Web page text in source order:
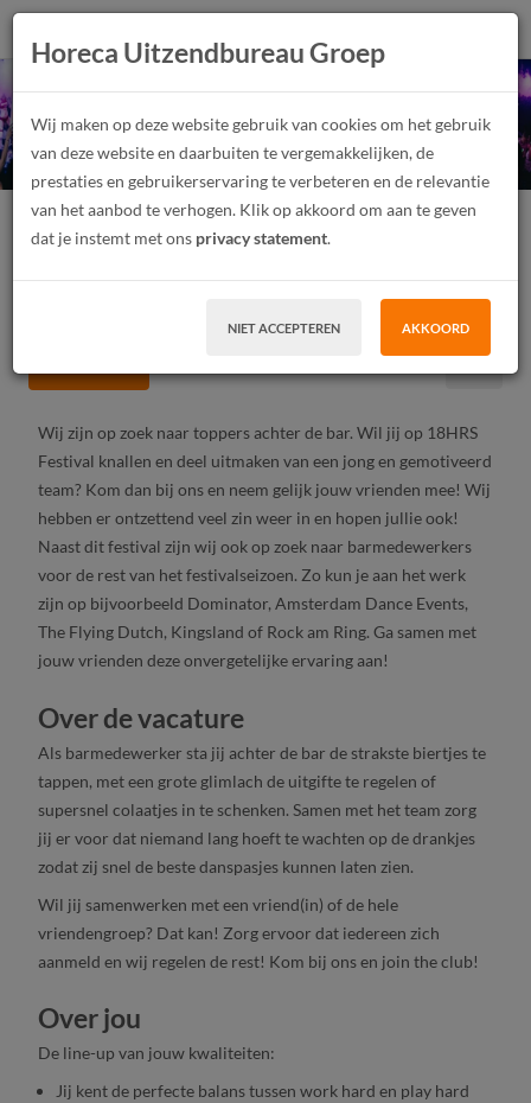
Barmedewerkers 18HRS
Festival 2022
Festivalmedewerker Junior, Medior
Fulltime, Parttime
Wij zijn op zoek naar toppers achter de bar. Wil jij op 18HRS
Festival knallen en deel uitmaken van een jong en gemotiveerd
team? Kom dan bij ons en neem gelijk jouw vrienden mee! Wij
hebben er ontzettend veel zin weer in en hopen jullie ook!
Naast dit festival zijn wij ook op zoek naar barmedewerkers
voor de rest van het festivalseizoen. Zo kun je aan het werk
zijn op bijvoorbeeld Dominator, Amsterdam Dance Events,
The Flying Dutch, Kingsland of Rock am Ring. Ga samen met
jouw vrienden deze onvergetelijke ervaring aan!
Over de vacature
Als barmedewerker sta jij achter de bar de strakste biertjes te
tappen, met een grote glimlach de uitgifte te regelen of
supersnel colaatjes in te schenken. Samen met het team zorg
jij er voor dat niemand lang hoeft te wachten op de drankjes
zodat zij snel de beste danspasjes kunnen laten zien.
Wil jij samenwerken met een vriend(in) of de hele
vriendengroep? Dat kan! Zorg ervoor dat iedereen zich
aanmeld en wij regelen de rest! Kom bij ons en join the club!
Over jou
De line-up van jouw kwaliteiten:
Jij kent de perfecte balans tussen work hard en play hard
Horeca Uitzendbureau Groep
Wij maken op deze website gebruik van cookies om het gebruik
van deze website en daarbuiten te vergemakkelijken, de
prestaties en gebruikerservaring te verbeteren en de relevantie
van het aanbod te verhogen. Klik op akkoord om aan te geven
dat je instemt met ons privacy statement.
NIET ACCEPTEREN AKKOORD